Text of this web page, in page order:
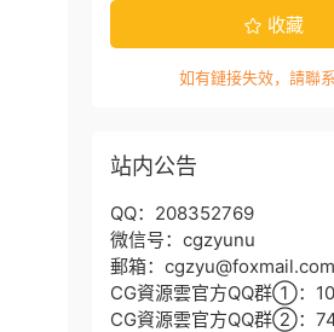
收藏
如有鏈接失效，請聯
站内公告
QQ：208352769
微信号：cgzyunu
郵箱：cgzyu@foxmail.com
CG資源雲官方QQ群①：
CG資源雲官方QQ群②：